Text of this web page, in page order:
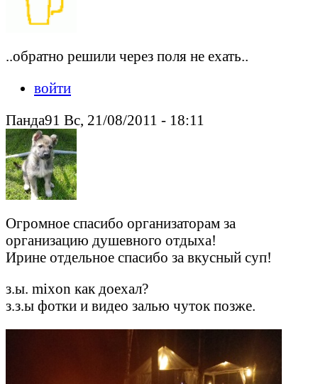
..обратно решили через поля не ехать..
войти
Панда91 Вс, 21/08/2011 - 18:11
Огромное спасибо организаторам за
организацию душевного отдыха!
Ирине отдельное спасибо за вкусный суп!
з.ы. mixon как доехал?
з.з.ы фотки и видео залью чуток позже.